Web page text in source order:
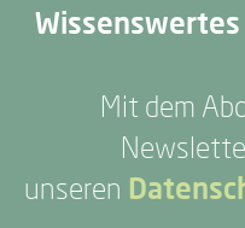
Wissenswertes
Mit dem
unseren